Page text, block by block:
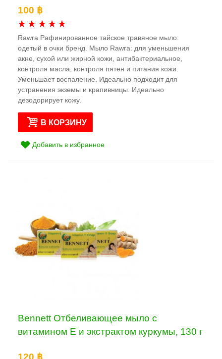
100 ฿
Rawra Рафинированное тайское травяное мыло:
одетый в очки бренд. Мыло Rawra: для уменьшения
акне, сухой или жирной кожи, антибактериальноe,
контроля масла, контроля пятен и питания кожи.
Уменьшает воспаление. Идеально подходит для
устранения экземы и крапивницы. Идеально
дезодорирует кожу.
В КОРЗИНУ
Добавить в избранное
Bennett Отбеливающее мыло с
витамином Е и экстрактом куркумы, 130 г
120 ฿